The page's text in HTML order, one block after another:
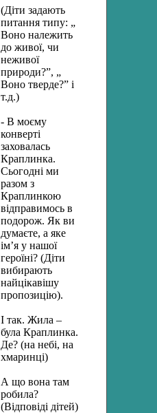
(Діти задають
питання типу: „
Воно належить
до живої, чи
неживої
природи?”, „
Воно тверде?” і
т.д.)
- В моєму
конверті
заховалась
Краплинка.
Сьогодні ми
разом з
Краплинкою
відправимось в
подорож. Як ви
думаєте, а яке
ім’я у нашої
героїні? (Діти
вибирають
найцікавішу
пропозицію).
І так. Жила –
була Краплинка.
Де? (на небі, на
хмаринці)
А що вона там
робила?
(Відповіді дітей)